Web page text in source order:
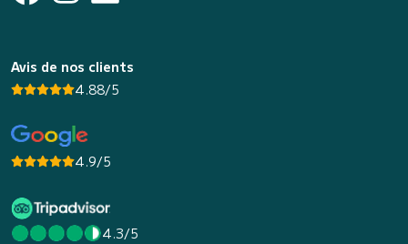
Avis de nos clients
4.88/5
4.9/5
4.3/5